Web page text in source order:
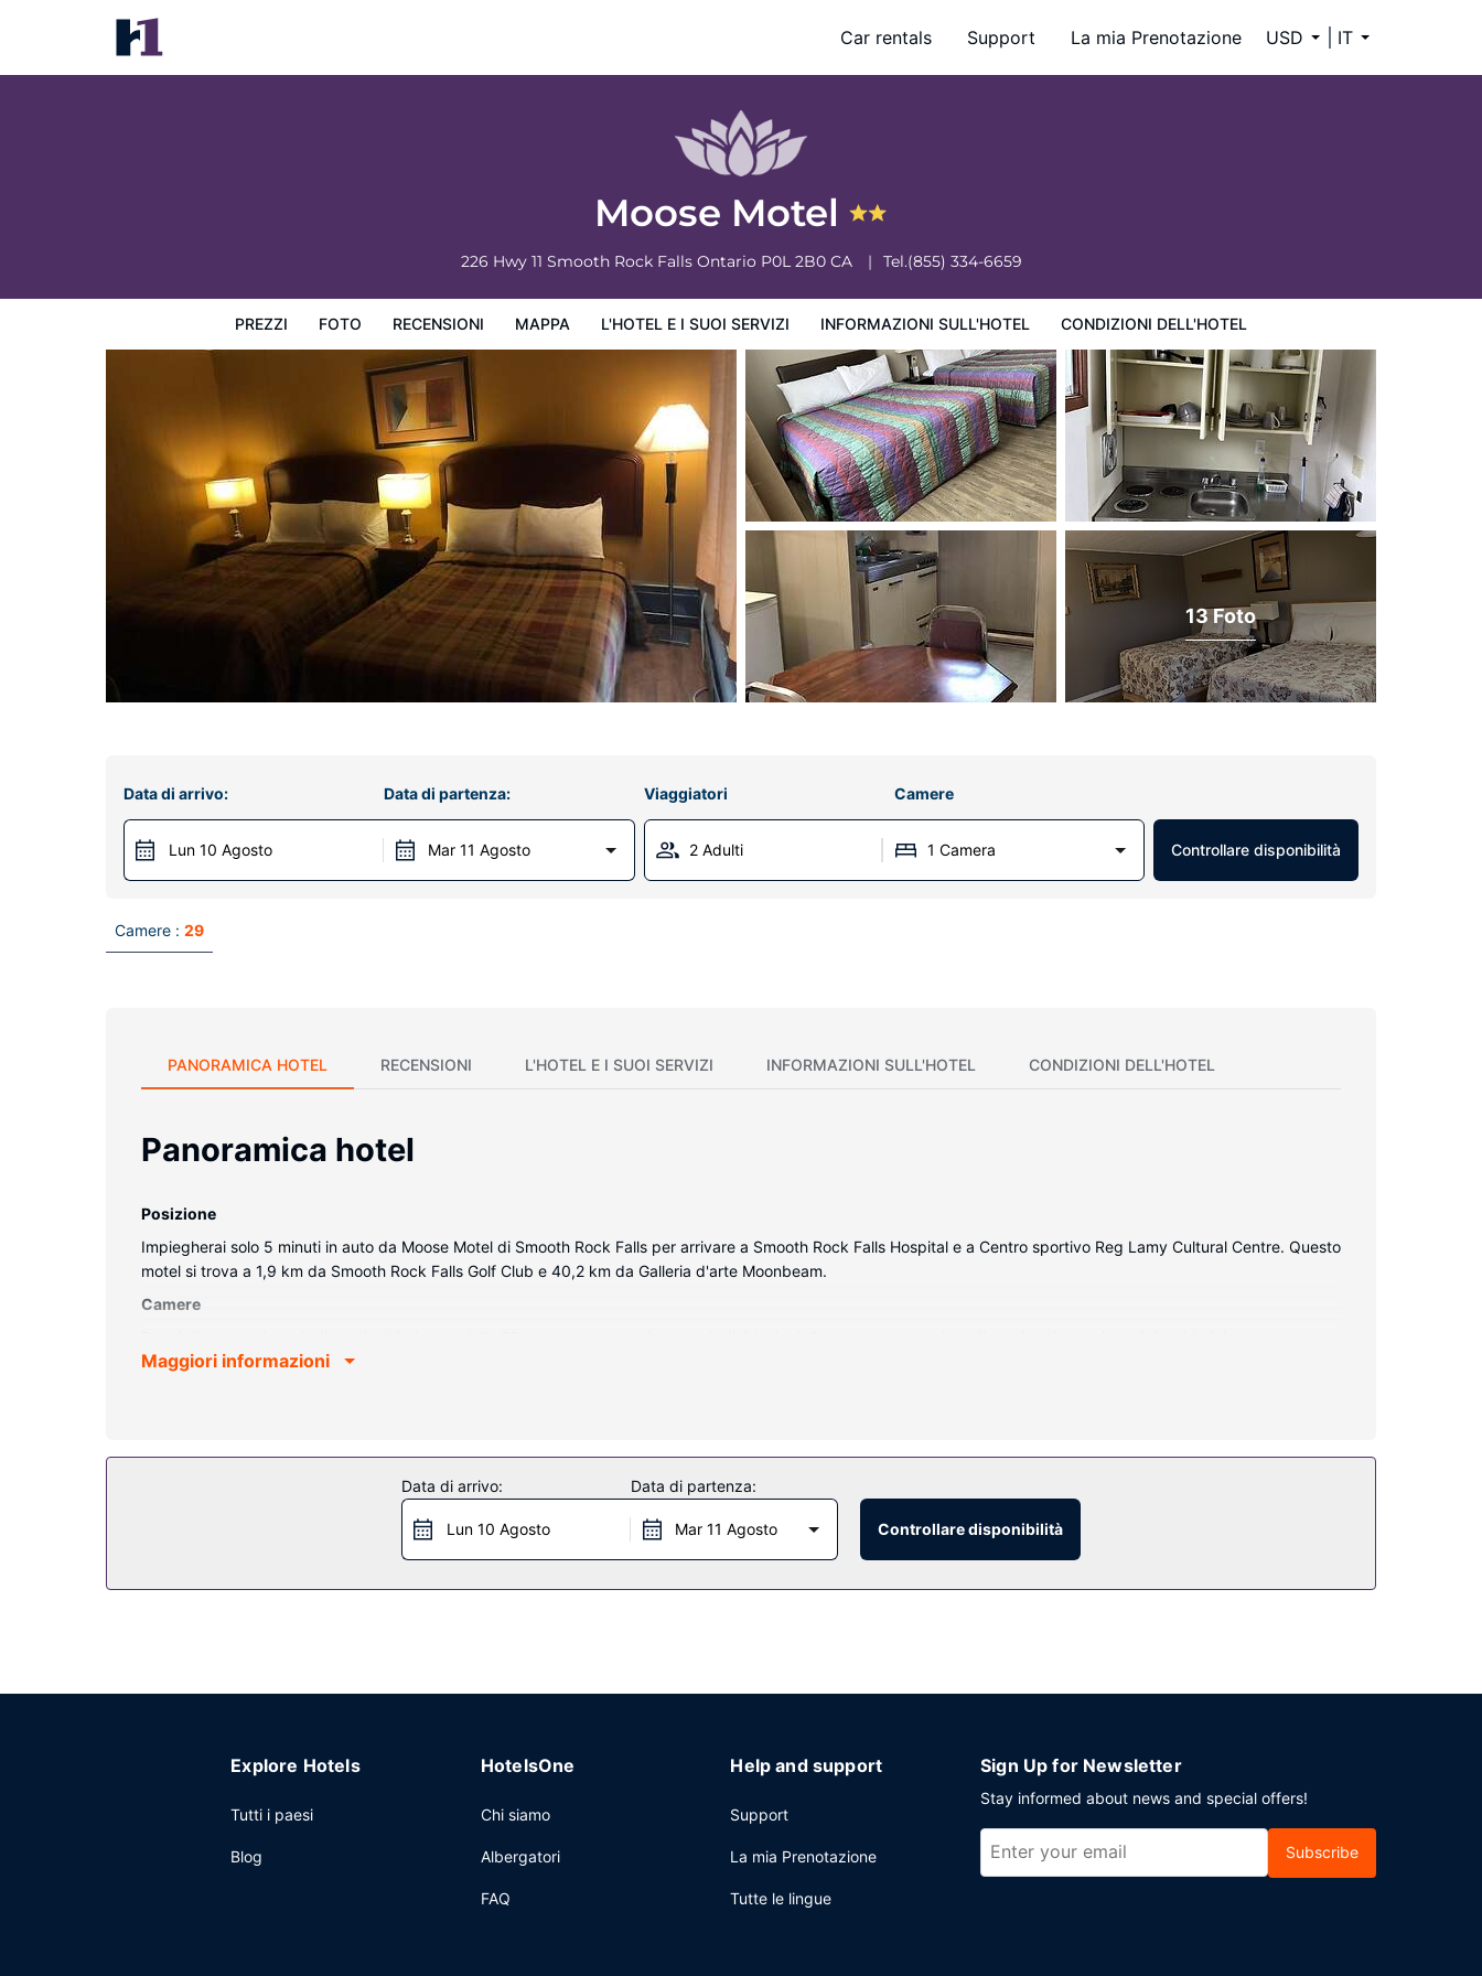
Car rentals Support La mia Prenotazione USD IT
Moose Motel
226 Hwy 11 Smooth Rock Falls Ontario P0L 2B0 CA Tel.(855) 334-6659
PREZZI FOTO RECENSIONI MAPPA L'HOTEL E I SUOI SERVIZI INFORMAZIONI SULL'HOTEL CONDIZIONI DELL'HOTEL
Moose Motel
Prezzi Condizioni dell'hotel
13 Foto
Data di arrivo:
Lun 10 Agosto
Data di partenza:
Mar 11 Agosto
Viaggiatori Camere
2 Adulti 1 Camera Controllare disponibilità
Camere : 29
PANORAMICA HOTEL RECENSIONI L'HOTEL E I SUOI SERVIZI INFORMAZIONI SULL'HOTEL CONDIZIONI DELL'HOTEL
Panoramica hotel
Posizione
Impiegherai solo 5 minuti in auto da Moose Motel di Smooth Rock Falls per arrivare a Smooth Rock Falls Hospital e a Centro sportivo Reg Lamy Cultural Centre. Questo
motel si trova a 1,9 km da Smooth Rock Falls Golf Club e 40,2 km da Galleria d'arte Moonbeam.
Camere
dotate di balcone. La TV a schermo piatto con canali via cavo è l'ideale per concedersi un po' di svago, mentre il Wi-Fi gratuito ti consente di restare in contatto con il
Presso un motel è disponibile il servizio in camera con orario limitato.
Maggiori informazioni
Data di arrivo:
Lun 10 Agosto
Data di partenza:
Mar 11 Agosto Controllare disponibilità
Explore Hotels
Tutti i paesi
Blog
HotelsOne
Chi siamo
Albergatori
FAQ
Help and support
Support
La mia Prenotazione
Tutte le lingue
Sign Up for Newsletter
Stay informed about news and special offers!
Subscribe